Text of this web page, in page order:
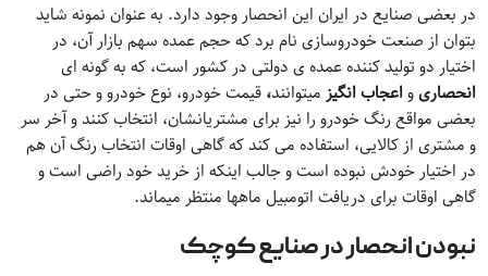
در بعضی صنایع در ایران این انحصار وجود دارد. به عنوان نمونه شاید
بتوان از صنعت خودروسازی نام برد که حجم عمده سهم بازار آن، در
اختیار دو تولید کننده عمده ی دولتی در کشور است، که به گونه ای
انحصاریواعجاب انگیزمیتوانند،قیمت خودرو، نوع خودرو و حتی در
بعضی مواقع رنگ خودرو را نیز برای مشتریانشان، انتخاب کنند و آخر سر
و مشتری از کالایی، استفاده می کند که گاهی اوقات انتخاب رنگ آن هم
در اختیار خودش نبوده است و جالب اینکه از خرید خود راضی است و
گاهی اوقات برای دریافت اتومبیل ماهها منتظر میماند.
نبودن انحصار در صنایع کوچک